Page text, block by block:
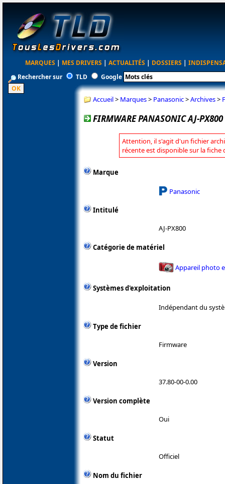
MARQUES | MES DRIVERS | ACTUALITÉS | DOSSIERS |
Rechercher sur
TLD Google
Accueil> Marques> Panasonic>Archives>
FIRMWARE PANASONIC AJ-
Attention, il s'agit d'un fichier
récente est disponible sur la fiche
Marque
Panasonic
Intitulé
AJ-PX800
Catégorie de matériel
Appareil photo
Systèmes d'exploitation
Indépendant du
Type de fichier
Firmware
Version
37.80-00-0.00
Version complète
Oui
Statut
Officiel
Nom du fichier